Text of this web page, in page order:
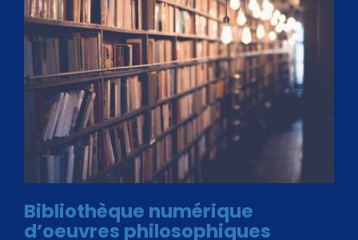
Bibliothèque numérique
d’oeuvres philosophiques